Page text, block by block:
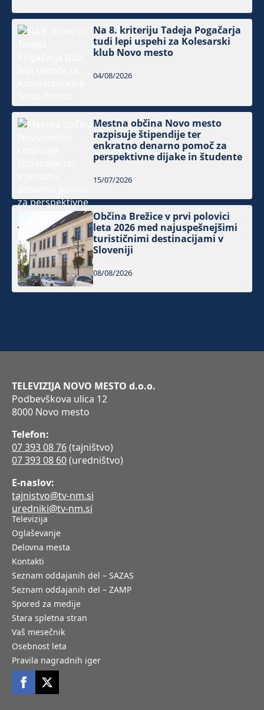
Na 8. kriteriju Tadeja Pogačarja
tudi lepi uspehi za Kolesarski
klub Novo mesto
04/08/2026
Mestna občina Novo mesto
razpisuje štipendije ter
enkratno denarno pomoč za
perspektivne dijake in študente
15/07/2026
Občina Brežice v prvi polovici
leta 2026 med najuspešnejšimi
turističnimi destinacijami v
Sloveniji
08/08/2026
TELEVIZIJA NOVO MESTO d.o.o.
Podbevškova ulica 12
8000 Novo mesto
Telefon:
07 393 08 76(tajništvo)
07 393 08 60(uredništvo)
E-naslov:
tajnistvo@tv-nm.si
uredniki@tv-nm.si
Televizija
Oglaševanje
Delovna mesta
Kontakti
Seznam oddajanih del – SAZAS
Seznam oddajanih del – ZAMP
Spored za medije
Stara spletna stran
Vaš mesečnik
Osebnost leta
Pravila nagradnih iger